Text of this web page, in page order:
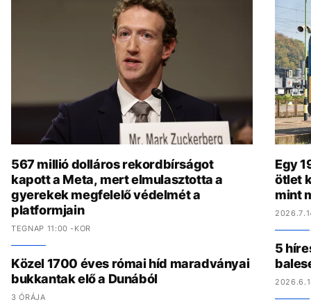
567 millió dolláros rekordbírságot
kapott a Meta, mert elmulasztotta a
gyerekek megfelelő védelmét a
platformjain
TEGNAP 11:00 -KOR
Közel 1700 éves római híd maradványai
bukkantak elő a Dunából
3 ÓRÁJA
Egy
ötlet
mint
5